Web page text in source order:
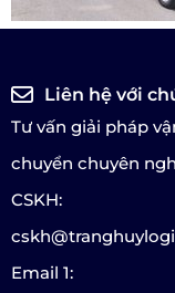
Liên hệ với
Tư vấn giải pháp
chuyển chuyên
CSKH:
Email 1: